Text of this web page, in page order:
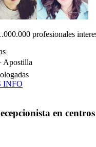
profesionales
Apostilla
INFO
en